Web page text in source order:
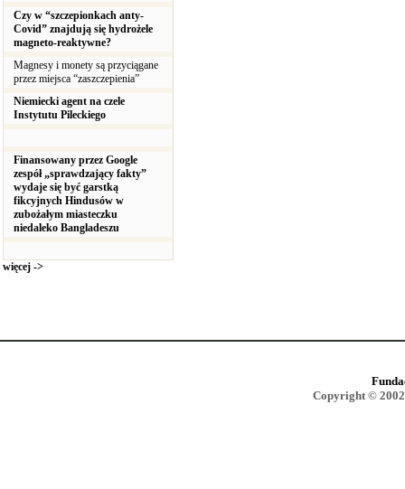
Czy w “szczepionkach anty-
Covid” znajdują się hydrożele
magneto-reaktywne?
Magnesy i monety są przyciągane
przez miejsca “zaszczepienia”
Niemiecki agent na czele
Instytutu Pileckiego
Finansowany przez Google
zespół „sprawdzający fakty”
wydaje się być garstką
fikcyjnych Hindusów w
zubożałym miasteczku
niedaleko Bangladeszu
więcej ->
Copyright ©